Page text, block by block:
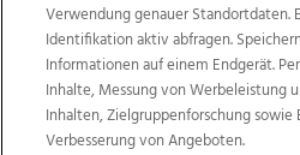
Weitere Angebote des
TV1 di-mog-i.at
Life Radio
OÖN Karriere
OÖN Reise
Regionaljobs
Verwendung genauer Standortdaten.
Identifikation aktiv abfragen.
Informationen auf einem Endgerät.
Inhalte, Messung von Werbeleistung
Inhalten, Zielgruppenforschung
Verbesserung von Angeboten.